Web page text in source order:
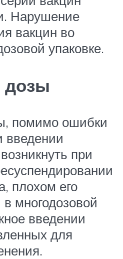
Нарушение
вакцин во
упаковке.
дозы
помимо ошибки
введении
при
плохом его
многодозовой
введении
для